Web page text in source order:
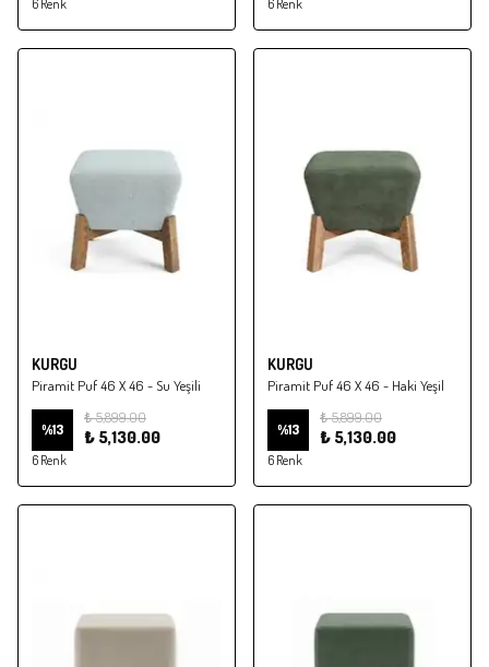
6 Renk 6 Renk
KURGU
Piramit Puf 46 X 46 - Su Yeşili
%13
₺ 5,899.00
₺ 5,130.00
6 Renk
KURGU
Piramit Puf 46 X 46 - Haki Yeşil
%13
₺ 5,899.00
₺ 5,130.00
6 Renk